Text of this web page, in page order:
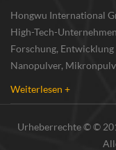
Hongwu International
High-Tech-
Forschung,
Nanopulver,
Weiterlesen +
Urheberrechte © ©